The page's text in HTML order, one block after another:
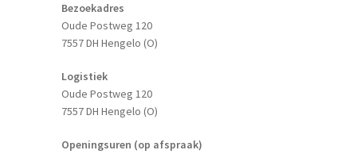
Bezoekadres
Oude Postweg 120
7557 DH Hengelo (O)
Logistiek
Oude Postweg 120
7557 DH Hengelo (O)
Openingsuren (op afspraak)